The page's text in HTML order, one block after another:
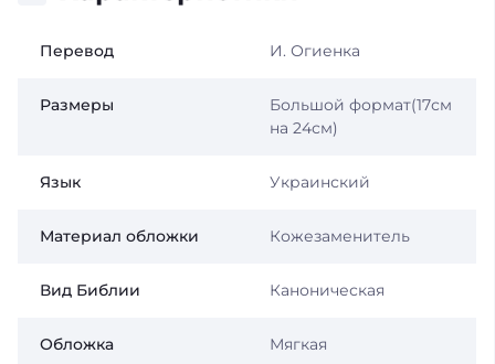
Перевод И. Огиенка
Размеры
Большой формат(17см
на 24см)
Язык Украинский
Материал обложки Кожезаменитель
Вид Библии Каноническая
Обложка Мягкая